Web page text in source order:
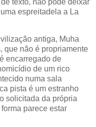
espreitadela a La
antiga, Muha
que não é propriamente
encarregado de
de um rico
numa sala
pista é um estranho
solicitada da própria
parece estar